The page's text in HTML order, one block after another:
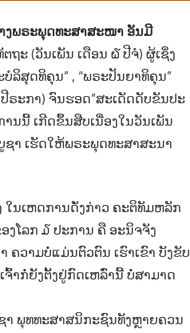
ງພຣະພຸດທະສາສະໜາ ອັນມີ
ຖະ (ວັນເພັນ ເດືອນ ໖ ປີຈໍ) ຜູ້ເຊິ່ງ
ລິສຸດທິຄຸນ” , “ພຣະປັນຍາທິຄຸນ”
ຣະກາ) ຈົນຮອດ”ສະເດັດດັບຂັນປະ
ານນີ້ ເກີດຂຶ້ນສືບເນື່ອງໃນວັນເພັນ
ຊາ ເຮັດໃຫ້ພຣະພຸດທະສາສະນາ
ໃນເຫດການດັ່ງກ່າວ ຄະຕິທັມຫລັກ
ໂລກ ໓ ປະການ ຄື ອະນິຈຈັງ
ຄວາມບໍ່ແມ່ນຕົວຕົນ ເຮົາເຂົາ ບັງຂັບ
າກໍ່ຍັງຕັ້ງຢູ່ກົດເຫລົ່ານີ້ ບໍ່ສາມາດ
ພຸທທະສາສນິກະຊົນທັງຫຼາຍຄວນ